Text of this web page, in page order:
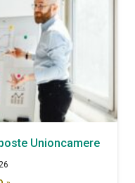
Unioncamere